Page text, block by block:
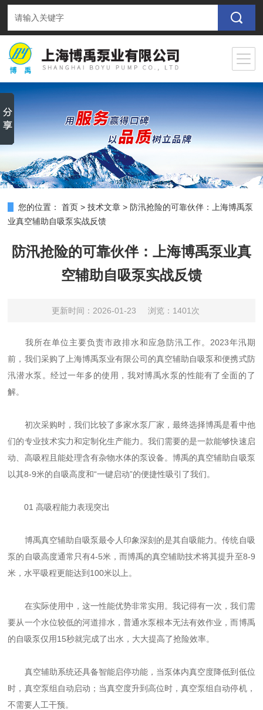
您的位置： 首页 >技术文章 > 防汛抢险的可靠伙伴：上海博禹泵
业真空辅助自吸泵实战反馈
防汛抢险的可靠伙伴：上海博禹泵业真
空辅助自吸泵实战反馈
更新时间：2026-01-23 浏览：1401次
我所在单位主要负责市政排水和应急防汛工作。2023年汛期
前，我们采购了上海博禹泵业有限公司的真空辅助自吸泵和便携式防
汛潜水泵。经过一年多的使用，我对博禹水泵的性能有了全面的了
解。
初次采购时，我们比较了多家水泵厂家，最终选择博禹是看中他
们的专业技术实力和定制化生产能力。我们需要的是一款能够快速启
动、高吸程且能处理含有杂物水体的泵设备。博禹的真空辅助自吸泵
以其8-9米的自吸高度和“一键启动”的便捷性吸引了我们。
01 高吸程能力表现突出
博禹真空辅助自吸泵最令人印象深刻的是其自吸能力。传统自吸
泵的自吸高度通常只有4-5米，而博禹的真空辅助技术将其提升至8-9
米，水平吸程更能达到100米以上。
在实际使用中，这一性能优势非常实用。我记得有一次，我们需
要从一个水位较低的河道排水，普通水泵根本无法有效作业，而博禹
的自吸泵仅用15秒就完成了出水，大大提高了抢险效率。
真空辅助系统还具备智能启停功能，当泵体内真空度降低到低位
时，真空泵组自动启动；当真空度升到高位时，真空泵组自动停机，
不需要人工干预。